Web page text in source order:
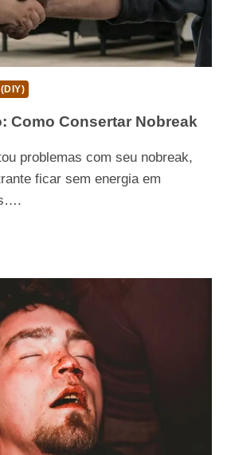
Como Consertar Nobreak
problemas com seu nobreak,
ficar sem energia em